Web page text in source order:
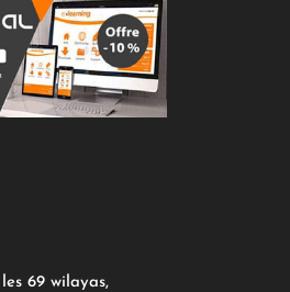
69 wilayas,